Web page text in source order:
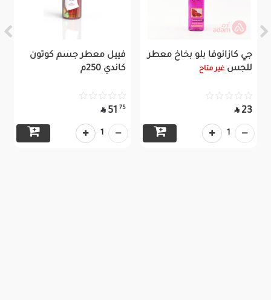
جي كازانوفا بلو بخاخ معطر
للجس غير متاح
23

1
فييل معطر جسم كوتون
كاندي 250م
75
51

1